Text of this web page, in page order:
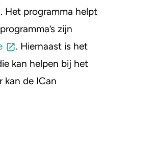
Het programma helpt
zijn
. Hiernaast is het
kan helpen bij het
kan de ICan